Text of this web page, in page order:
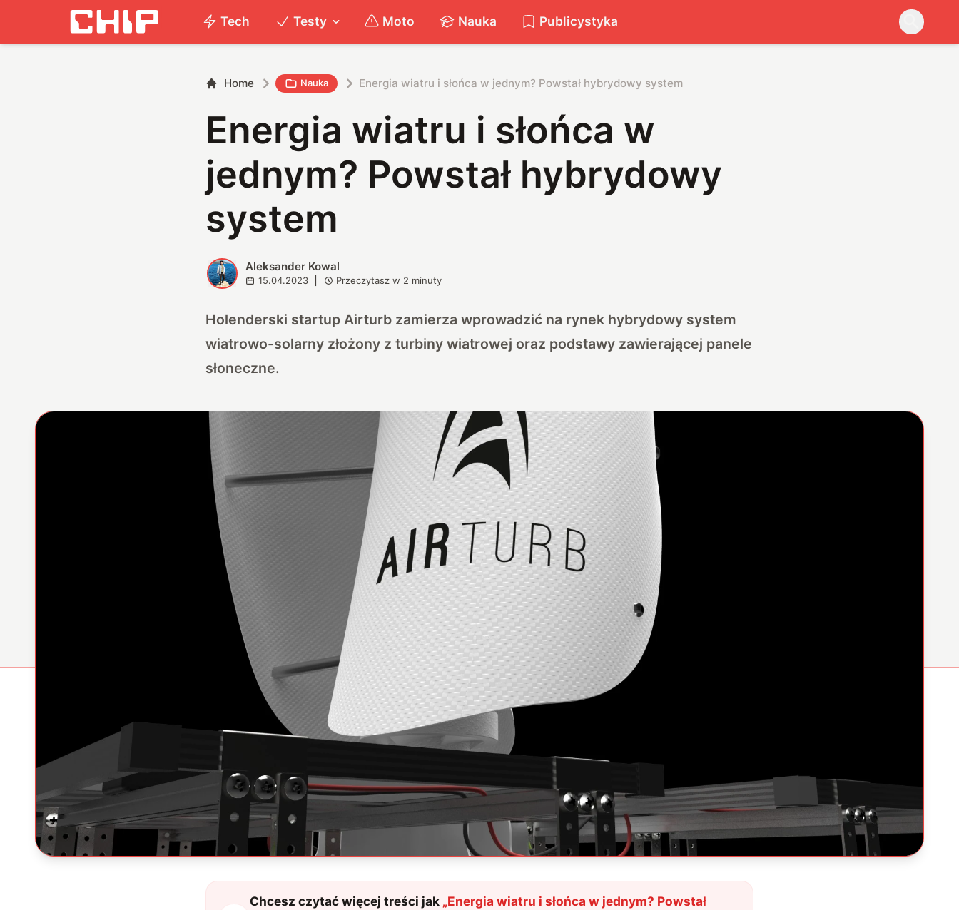
Tech Testy Moto Nauka Publicystyka
Home Nauka Energia wiatru i słońca w jednym? Powstał hybrydowy system
Energia wiatru i słońca w
jednym? Powstał hybrydowy
system
A Aleksander Kowal
15.04.2023 Przeczytasz w 2 minuty
Holenderski startup Airturb zamierza wprowadzić na rynek hybrydowy system
wiatrowo-solarny złożony z turbiny wiatrowej oraz podstawy zawierającej panele
słoneczne.
Chcesz czytać więcej treści jak „Energia wiatru i słońca w jednym? Powstał